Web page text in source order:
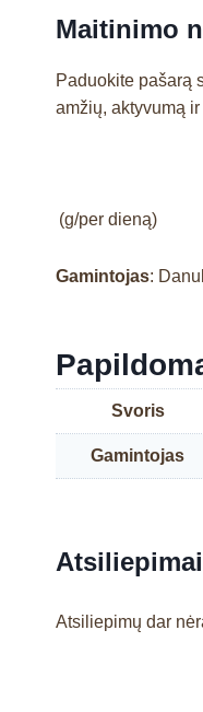
Maitinimo
Paduokite pašarą
amžių, aktyvumą
(g/per dieną)
Gamintojas:
Svoris
Gamintojas
Atsiliepimai
Atsiliepimų dar